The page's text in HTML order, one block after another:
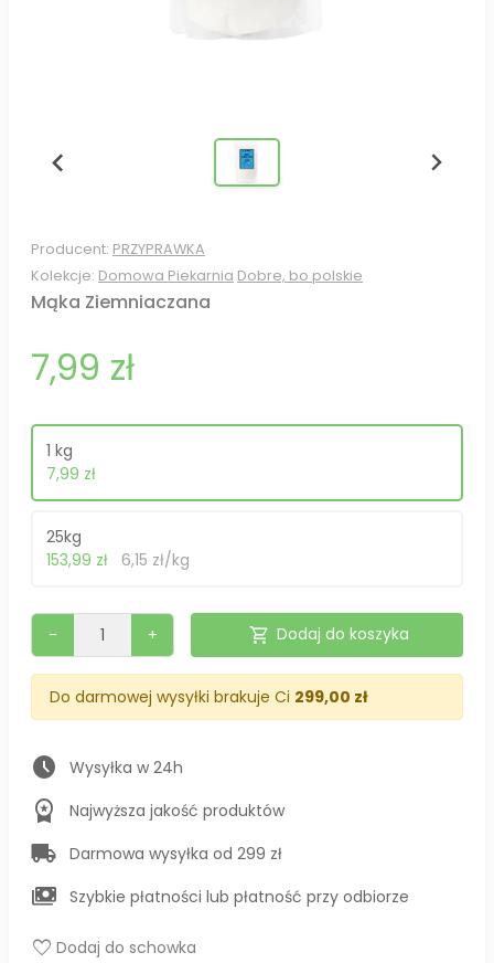
Producent: PRZYPRAWKA
Kolekcje: Domowa Piekarnia Dobre, bo polskie
Mąka Ziemniaczana
7,99 zł
1 kg
7,99 zł
25kg
153,99 zł
6,15 zł/kg
- + shopping_cart Dodaj do koszyka
Do darmowej wysyłki brakuje Ci 299,00 zł
schedule Wysyłka w 24h
workspace_premium Najwyższa jakość produktów
local_shipping Darmowa wysyłka od 299 zł
payments Szybkie płatności lub płatność przy odbiorze
favorite Dodaj do schowka